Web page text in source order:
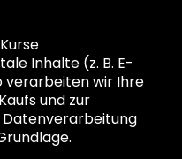
Inhalte (z. B. E-
verarbeiten wir Ihre
und zur
Datenverarbeitung